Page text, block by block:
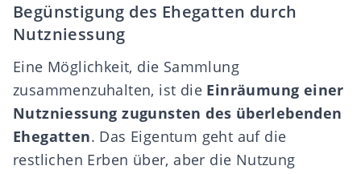
Begünstigung des Ehegatten durch
Nutzniessung
Eine Möglichkeit, die Sammlung
zusammenzuhalten, ist die Einräumung einer
Nutzniessung zugunsten des überlebenden
Ehegatten. Das Eigentum geht auf die
restlichen Erben über, aber die Nutzung